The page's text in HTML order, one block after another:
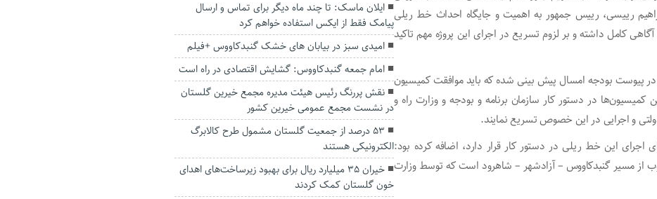
رییسی، رییس جمهور به اهمیت و جایگاه احداث خط ریلی
کامل داشته و بر لزوم تسریع در اجرای این پروژه مهم تاکید
در پیوست بودجه امسال پیش بینی شده که باید موافقت کمیسیون
این کمیسیون‌ها در دستور کار سازمان برنامه و بودجه و وزارت راه و
اجرای این خط ریلی در دستور کار قرار دارد، اضافه کرده بود:
از مسیر گنبدکاووس – آزادشهر – شاهرود است که توسط وزارت
ایلان ماسک: تا چند ماه دیگر برای تماس و ارسال
پیامک فقط از ایکس استفاده خواهم کرد
امیدی سبز در بیابان های خشک گنبدکاووس +فیلم
امام جمعه گنبدکاووس: گشایش اقتصادی در راه است
نقش پررنگ رئیس هیئت مدیره مجمع خیرین گلستان
در نشست مجمع عمومی خیرین کشور
۵۳ درصد از جمعیت گلستان مشمول طرح کالابرگ
الکترونیکی هستند
خیران ۳۵ میلیارد ریال برای بهبود زیرساخت‌های اهدای
خون گلستان کمک کردند